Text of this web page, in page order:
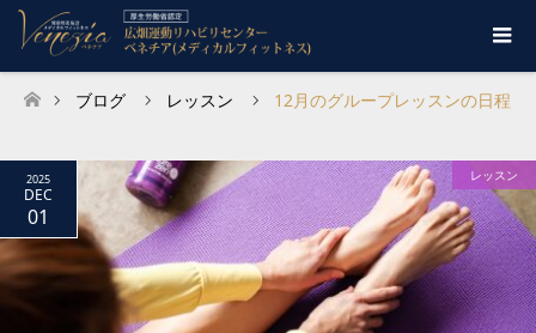
ホーム
ブログ レッスン 12月のグループレッスンの日程
2025
DEC
01
レッスン